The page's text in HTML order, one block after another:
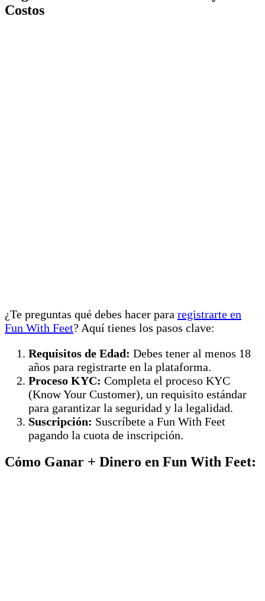
Costos
¿Te preguntas qué debes hacer para registrarte en
Fun With Feet? Aquí tienes los pasos clave:
Requisitos de Edad: Debes tener al menos 18
años para registrarte en la plataforma.
Proceso KYC: Completa el proceso KYC
(Know Your Customer), un requisito estándar
para garantizar la seguridad y la legalidad.
Suscripción: Suscríbete a Fun With Feet
pagando la cuota de inscripción.
Cómo Ganar + Dinero en Fun With Feet: